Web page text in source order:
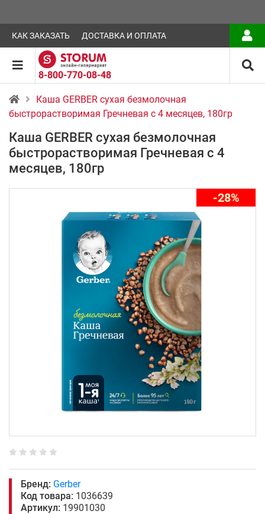
КАК ЗАКАЗАТЬ ДОСТАВКА И ОПЛАТА
8-800-770-08-48
Каша GERBER сухая безмолочная
быстрорастворимая Гречневая с 4 месяцев, 180гр
Каша GERBER сухая безмолочная
быстрорастворимая Гречневая с 4
месяцев, 180гр
-28%
Бренд: Gerber
Код товара: 1036639
Артикул: 19901030